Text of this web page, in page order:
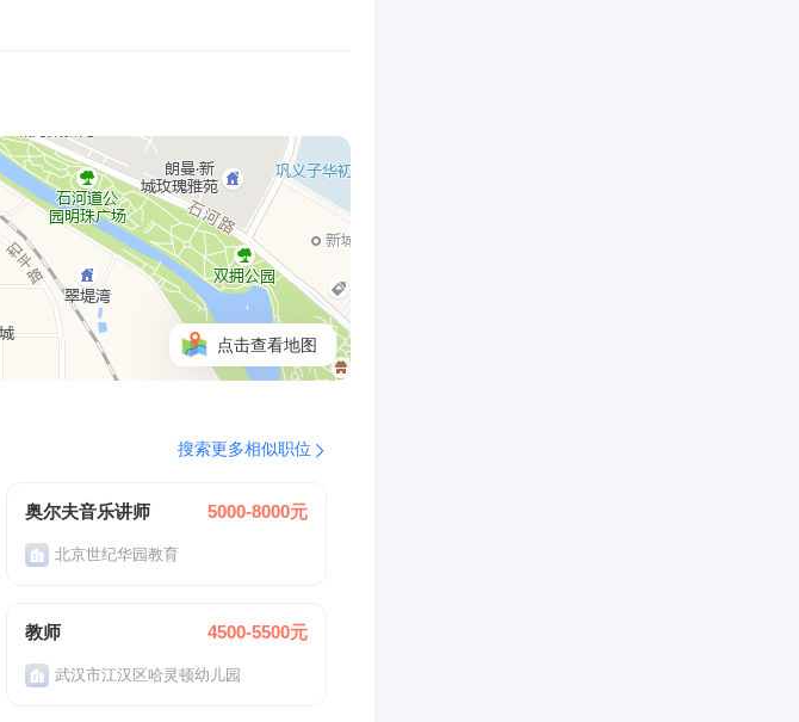
点击查看地图
搜索更多相似职位
奥尔夫音乐讲师 5000-8000元
北京世纪华园教育
教师 4500-5500元
武汉市江汉区哈灵顿幼儿园